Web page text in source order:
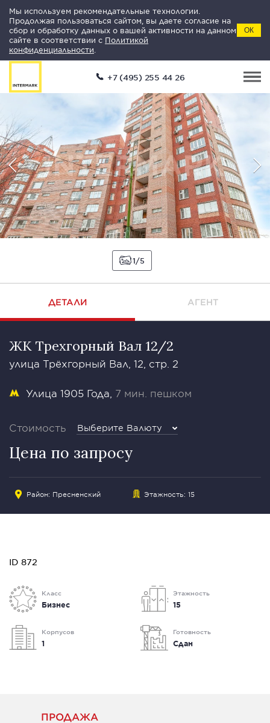
Мы используем рекомендательные технологии.
Продолжая пользоваться сайтом, вы даете согласие на
сбор и обработку данных о вашей активности на данном
сайте в соответствии с Политикой
конфиденциальности
ОК
+7 (495) 255 44 26
1 5
ДЕТАЛИ АГЕНТ
ЖК Трехгорный Вал 12/2
улица Трёхгорный Вал, 12, стр. 2
Улица 1905 Года 7 мин. пешком
Стоимость Выберите Валюту
Цена по запросу
Район: Пресненский Этажность: 15
ID 872
Класс
Бизнес
Этажность
15
Корпусов
1
Готовность
Сдан
ПРОДАЖА